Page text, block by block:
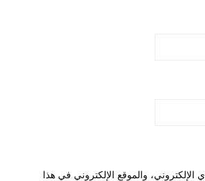
والموقع الإلكتروني في هذا